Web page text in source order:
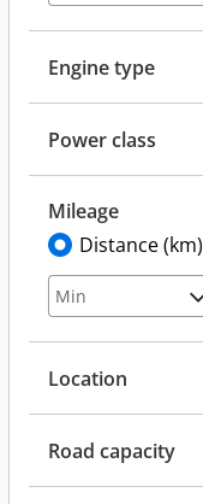
Engine type
Power class
Mileage
Distance (km)
Location
Road capacity